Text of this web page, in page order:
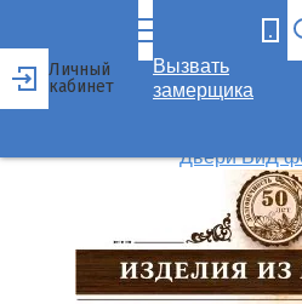
Личный
кабинет
Вызвать
замерщика